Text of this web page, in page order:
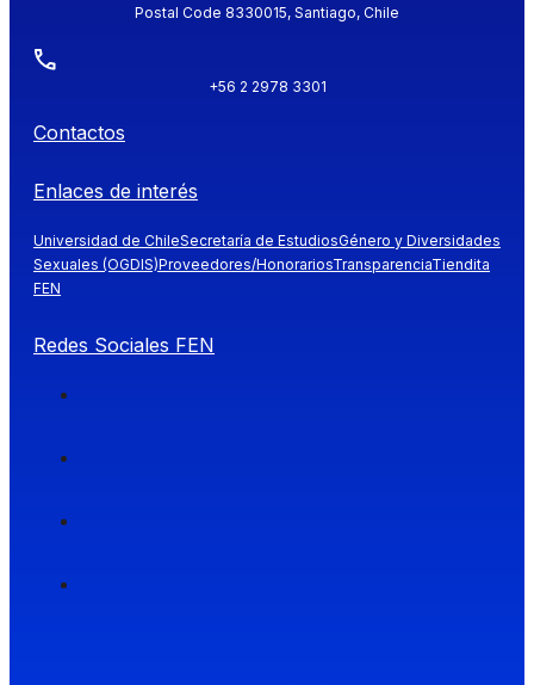
Postal Code 8330015, Santiago, Chile
+56 2 2978 3301
Contactos
Enlaces de interés
Universidad de ChileSecretaría de EstudiosGénero y Diversidades
Sexuales (OGDIS)Proveedores/HonorariosTransparenciaTiendita
FEN
Redes Sociales FEN